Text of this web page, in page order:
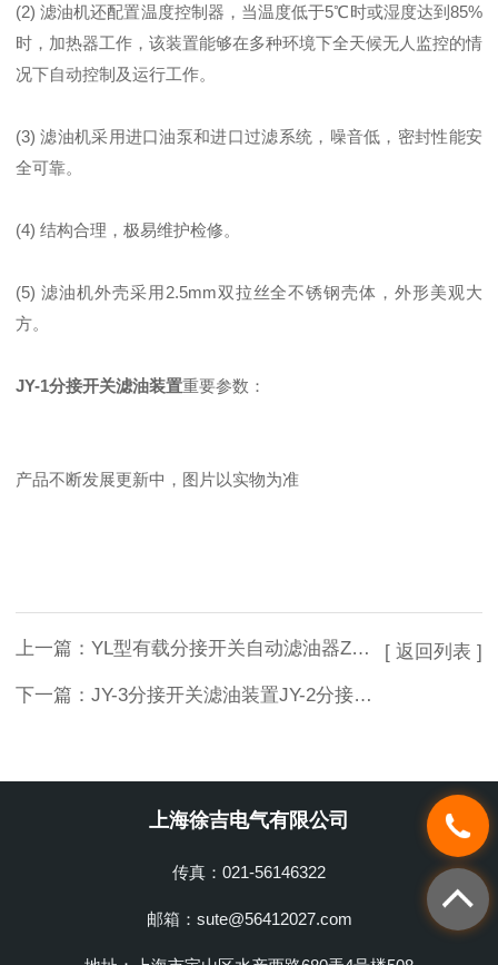
(2) 滤油机还配置温度控制器，当温度低于5℃时或湿度达到85%
时，加热器工作，该装置能够在多种环境下全天候无人监控的情
况下自动控制及运行工作。
(3) 滤油机采用进口油泵和进口过滤系统，噪音低，密封性能安
全可靠。
(4) 结构合理，极易维护检修。
(5) 滤油机外壳采用2.5mm双拉丝全不锈钢壳体，外形美观大
方。
JY-1分接开关滤油装置重要参数：
产品不断发展更新中，图片以实物为准
上一篇： YL型有载分接开关自动滤油器ZJY-F开关滤油机
下一篇： JY-3分接开关滤油装置JY-2分接开关滤油装置
[ 返回列表 ]
上海徐吉电气有限公司
传真：021-56146322
邮箱：sute@56412027.com